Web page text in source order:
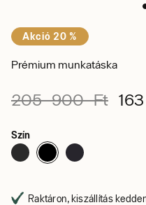
Akció 20 %
Prémium munkatáska
205 900 Ft
Szín
Raktáron, kiszállítás